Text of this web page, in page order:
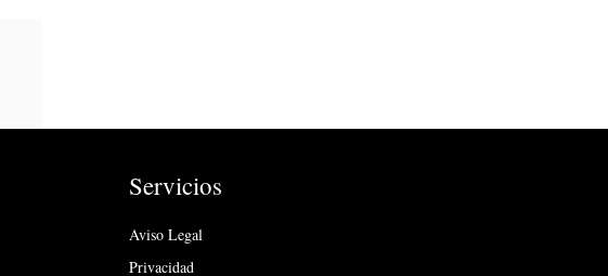
Servicios
Aviso Legal
Privacidad